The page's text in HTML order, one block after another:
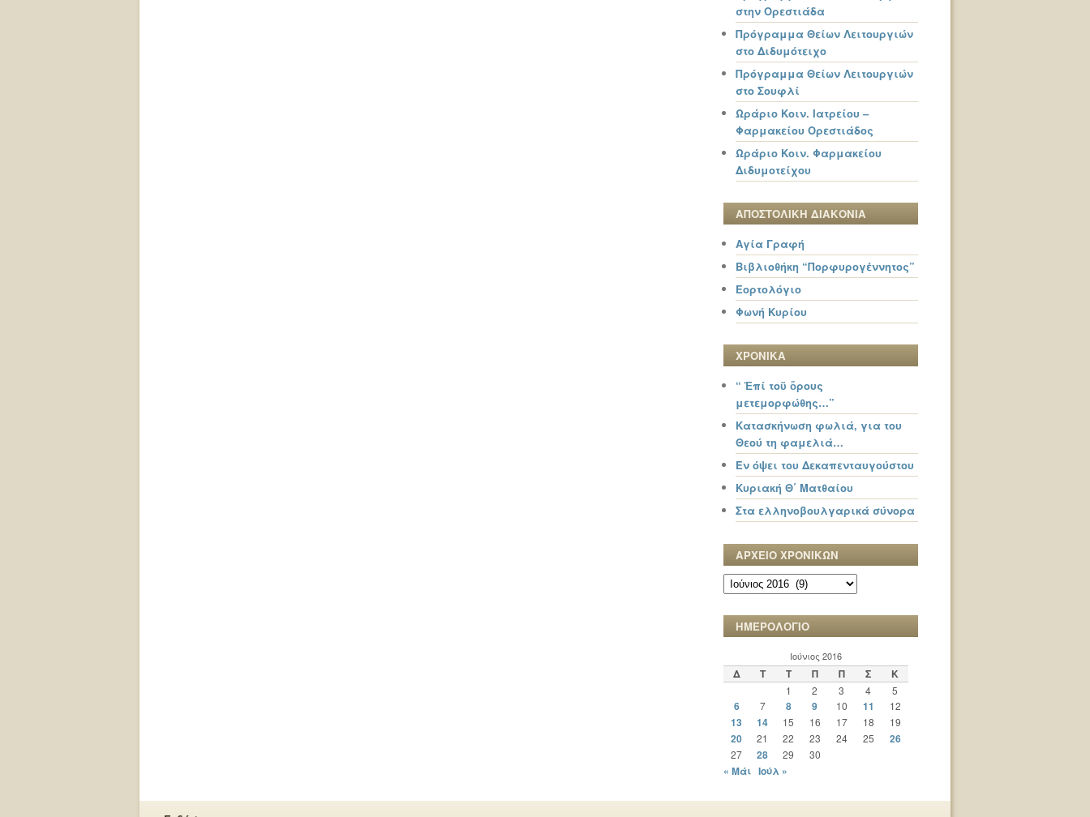
στην Ορεστιάδα
Πρόγραμμα Θείων Λειτουργιών
στο Διδυμότειχο
Πρόγραμμα Θείων Λειτουργιών
στο Σουφλί
Ωράριο Κοιν. Ιατρείου –
Φαρμακείου Ορεστιάδος
Ωράριο Κοιν. Φαρμακείου
Διδυμοτείχου
ΑΠΟΣΤΟΛΙΚΗ ΔΙΑΚΟΝΙΑ
Αγία Γραφή
Βιβλιοθήκη “Πορφυρογέννητος”
Εορτολόγιο
Φωνή Κυρίου
ΧΡΟΝΙΚΑ
“ Ἐπί τοῦ ὄρους
μετεμορφώθης…”
Κατασκήνωση φωλιά, για του
Θεού τη φαμελιά…
Εν όψει του Δεκαπενταυγούστου
Κυριακή Θ΄ Ματθαίου
Στα ελληνοβουλγαρικά σύνορα
ΑΡΧΕΙΟ ΧΡΟΝΙΚΩΝ
ΑΡΧΕΙΟ
ΧΡΟΝΙΚΩΝ
ΗΜΕΡΟΛΟΓΙΟ
Ιούνιος 2016
Δ Τ Τ Π Π Σ Κ
1 2 3 4 5
6 7 8 9 10 11 12
13 14 15 16 17 18 19
20 21 22 23 24 25 26
27 28 29 30
« Μάι Ιούλ »